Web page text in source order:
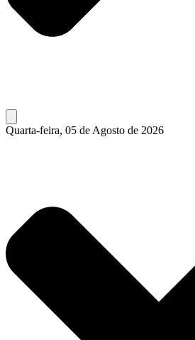
Quarta-feira, 05 de Agosto de 2026